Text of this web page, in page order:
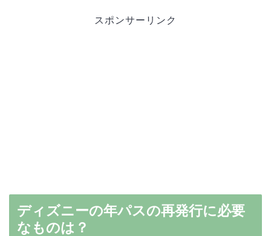
スポンサーリンク
ディズニーの年パスの再発行に必要
なものは？